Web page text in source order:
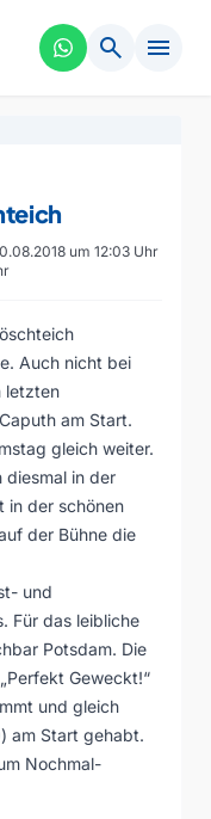
search menu
um 12:03 Uhr
Auch nicht bei
letzten
am Start.
gleich weiter.
diesmal in der
in der schönen
der Bühne die
und
Für das leibliche
Potsdam. Die
Geweckt!“
und gleich
am Start gehabt.
Nochmal-